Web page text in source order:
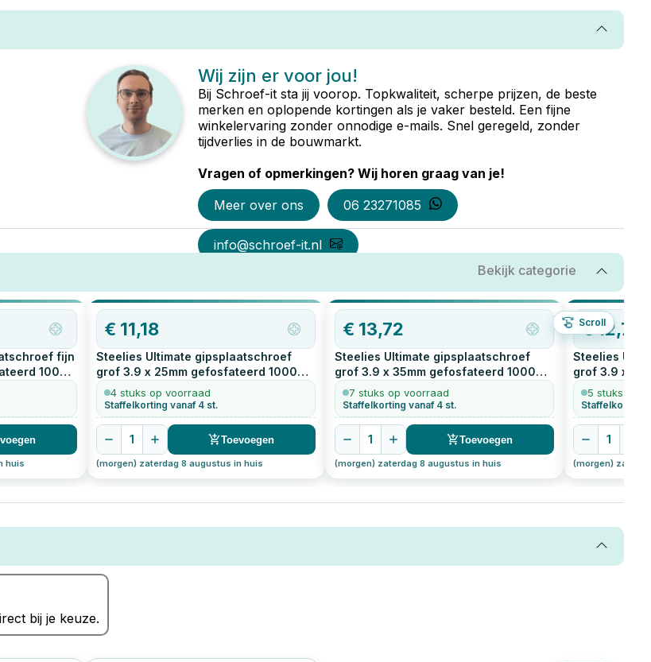
Wij zijn er voor jou!
Bij Schroef-it sta jij voorop. Topkwaliteit, scherpe prijzen, de beste
merken en oplopende kortingen als je vaker besteld. Een fijne
winkelervaring zonder onnodige e-mails. Snel geregeld, zonder
tijdverlies in de bouwmarkt.
Vragen of opmerkingen? Wij horen graag van je!
Meer over ons
06 23271085
info@schroef-it.nl
Bekijk categorie
Scroll
fijn
1000
huis
€ 11,18
Steelies Ultimate gipsplaatschroef
grof 3.9 x 25mm gefosfateerd 1000
stuks4 stuks op voorraad
Staffelkorting vanaf 4 st.
1 Toevoegen
(morgen) zaterdag 8 augustus in huis
€ 13,72
Steelies Ultimate gipsplaatschroef
grof 3.9 x 35mm gefosfateerd 1000
stuks7 stuks op voorraad
Staffelkorting vanaf 4 st.
1 Toevoegen
(morgen) zaterdag 8 augustus in huis
€12,71
Steelies
grof 3.9 x
stuks5 stuks op
Staffelkorting
1
(morgen)
bij je keuze.